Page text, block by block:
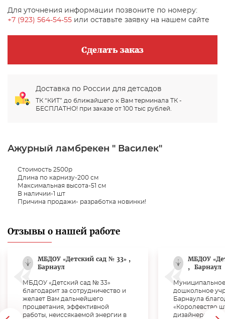
Для уточнения информации позвоните по номеру:
+7 (923) 564-54-55 или оставьте заявку на нашем сайте
Сделать заказ
Доставка по России для детсадов
ТК “КИТ” до ближайшего к Вам терминала ТК -
БЕСПЛАТНО! при заказе от 100 тыс рублей.
Ажурный ламбрекен " Василек"
Стоимость 2500р
Длина по карнизу-200 см
Максимальная высота-51 см
В наличии-1 шт
Причина продажи- разработка новинки!
Отзывы о нашей работе
МБДОУ «Детский сад № 33» ,
Барнаул
МБДОУ «Детский сад № 33»
благодарит за сотрудничество и
желает Вам дальнейшего
процветания, эффективной
работы, неиссякаемой энергии в
МБДОУ
,
Барнаул
дошкольное
Барнаула
«Королевство
дизайнера